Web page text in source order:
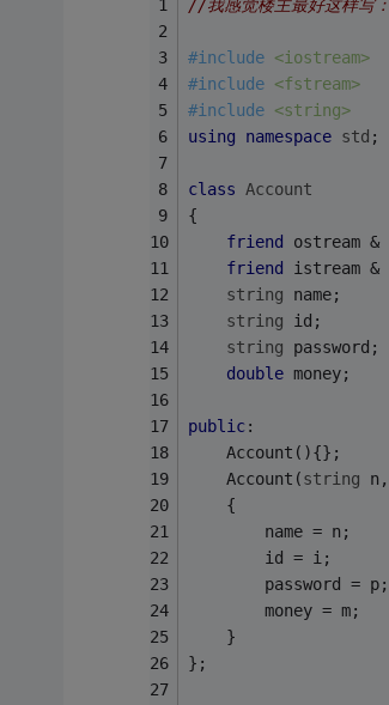
//我感觉楼主最好这样写：
#include <iostream>
#include <fstream>
#include <string>
using
namespace std ;
class Account
{
friend ostream &
friend istream &
string name;
string id;
string password;
double money;
public:
	Account(){};
	Account(
string n,
	{
		name = n;
		id = i;
		password = p;
		money = m;
	}
};